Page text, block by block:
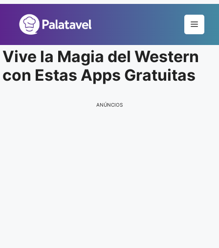
conteúdo
Menu
Vive la Magia del Western
con Estas Apps Gratuitas
ANÚNCIOS